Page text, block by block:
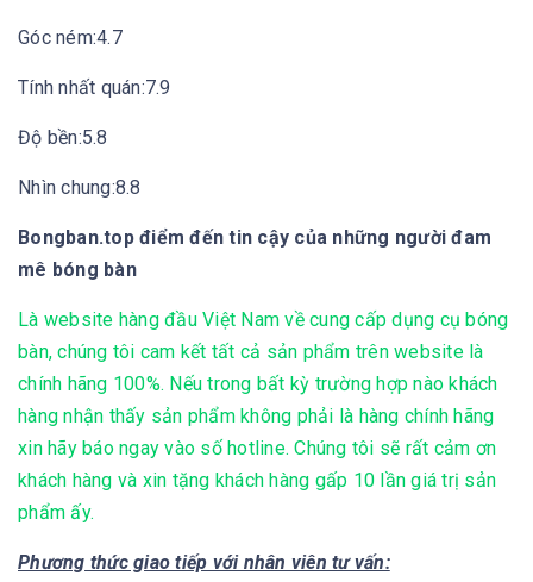
Góc ném:4.7
Tính nhất quán:7.9
Độ bền:5.8
Nhìn chung:8.8
Bongban.top điểm đến tin cậy của những người đam
mê bóng bàn
Là website hàng đầu Việt Nam về cung cấp dụng cụ bóng
bàn, chúng tôi cam kết tất cả sản phẩm trên website là
chính hãng 100%. Nếu trong bất kỳ trường hợp nào khách
hàng nhận thấy sản phẩm không phải là hàng chính hãng
xin hãy báo ngay vào số hotline. Chúng tôi sẽ rất cảm ơn
khách hàng và xin tặng khách hàng gấp 10 lần giá trị sản
phẩm ấy.
Phương thức giao tiếp với nhân viên tư vấn: